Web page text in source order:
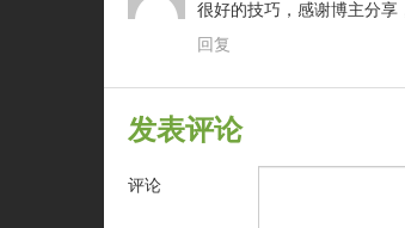
很好的技巧，感谢博主分
回复
发表评论
评论